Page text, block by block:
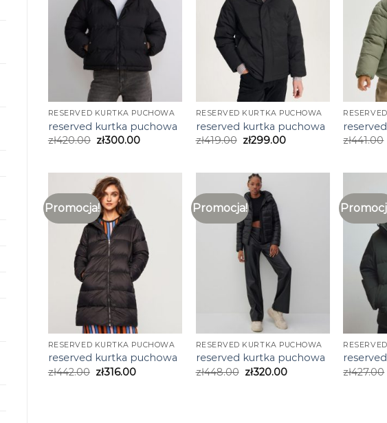
RESERVED KURTKA PUCHOWA
reserved kurtka puchowa
zł420.00 zł300.00
RESERVED KURTKA PUCHOWA
reserved kurtka puchowa
zł419.00 zł299.00
zł441.00
Promocja!
RESERVED KURTKA PUCHOWA
reserved kurtka puchowa
zł442.00 zł316.00
Promocja!
RESERVED KURTKA PUCHOWA
reserved kurtka puchowa
zł448.00 zł320.00
zł427.00